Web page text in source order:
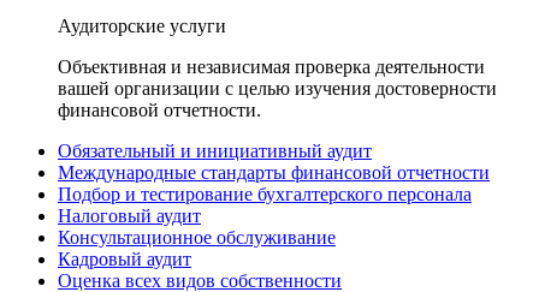
Аудиторские услуги
Объективная и независимая проверка деятельности
вашей организации с целью изучения достоверности
финансовой отчетности.
Обязательный и инициативный аудит
Международные стандарты финансовой отчетности
Подбор и тестирование бухгалтерского персонала
Налоговый аудит
Консультационное обслуживание
Кадровый аудит
Оценка всех видов собственности